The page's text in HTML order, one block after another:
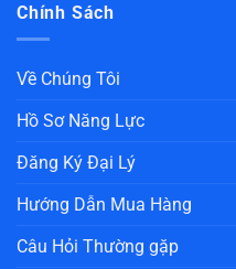
Chính Sách
Về Chúng Tôi
Hồ Sơ Năng Lực
Đăng Ký Đại Lý
Hướng Dẫn Mua Hàng
Câu Hỏi Thường gặp